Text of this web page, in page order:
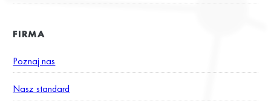
FIRMA
Poznaj nas
Nasz standard